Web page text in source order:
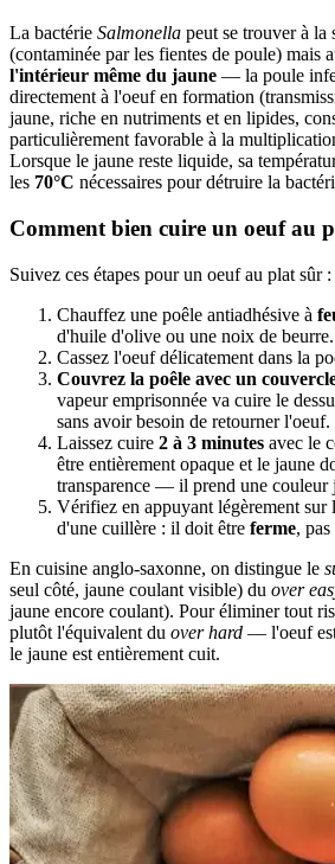
La bactérie Salmonella peut se trouver à la
(contaminée par les fientes de poule) mais
l'intérieur même du jaune — la poule
directement à l'oeuf en formation
jaune, riche en nutriments et en lipides,
particulièrement favorable à la
Lorsque le jaune reste liquide, sa
les 70°C nécessaires pour détruire la
Comment bien cuire un oeuf au
Suivez ces étapes pour un oeuf au plat sûr :
Chauffez une poêle antiadhésive à
d'huile d'olive ou une noix de beurre.
Cassez l'oeuf délicatement dans la
Couvrez la poêle avec un
vapeur emprisonnée va cuire le
sans avoir besoin de retourner l'oeuf.
Laissez cuire 2 à 3 minutes avec le
être entièrement opaque et le jaune
transparence — il prend une couleur
Vérifiez en appuyant légèrement sur
d'une cuillère : il doit être ferme,
En cuisine anglo-saxonne, on distingue le
seul côté, jaune coulant visible) du over
jaune encore coulant). Pour éliminer tout
plutôt l'équivalent du over hard — l'oeuf
le jaune est entièrement cuit.